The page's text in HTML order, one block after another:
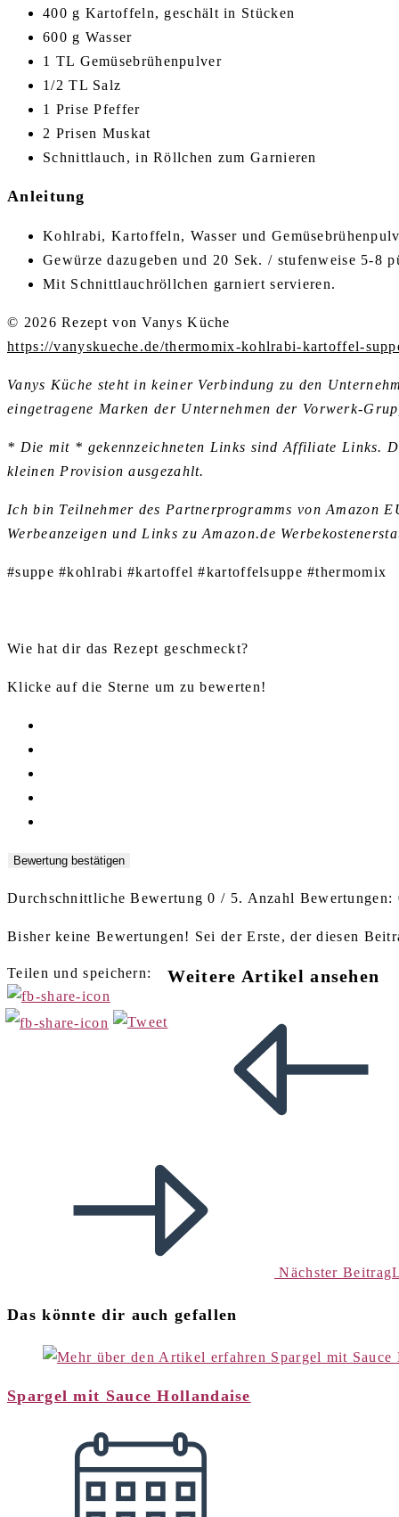
400 g Kartoffeln, geschält in Stücken
600 g Wasser
1 TL Gemüsebrühenpulver
1/2 TL Salz
1 Prise Pfeffer
2 Prisen Muskat
Schnittlauch, in Röllchen zum Garnieren
Anleitung
Kohlrabi, Kartoffeln, Wasser und
Gewürze dazugeben und 20 Sek. / stufenweise 5-8
Mit Schnittlauchröllchen garniert servieren.
© 2026 Rezept von Vanys Küche
https://vanyskueche.de/thermomix-kohlrabi-kartoffel-
Vanys Küche steht in keiner Verbindung zu den
eingetragene Marken der Unternehmen der Vorwerk-
* Die mit * gekennzeichneten Links sind Affiliate Links.
kleinen Provision ausgezahlt.
Ich bin Teilnehmer des Partnerprogramms von Amazon
Werbeanzeigen und Links zu Amazon.de
#suppe #kohlrabi #kartoffel #kartoffelsuppe #thermomix
Wie hat dir das Rezept geschmeckt?
Klicke auf die Sterne um zu bewerten!
Bewertung bestätigen
Durchschnittliche Bewertung0 / 5. Anzahl Bewertungen:
Bisher keine Bewertungen! Sei der Erste, der diesen
Teilen und speichern: Weitere Artikel ansehen
Nächster Beitrag
Das könnte dir auch gefallen
Spargel mit Sauce Hollandaise